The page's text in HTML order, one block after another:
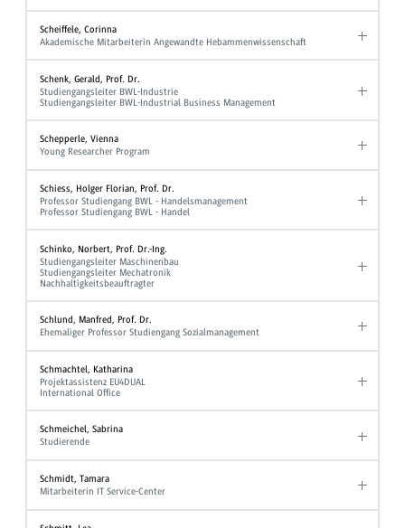
Scheiffele, Corinna
Akademische Mitarbeiterin Angewandte Hebammenwissenschaft
Schenk, Gerald, Prof. Dr.
Studiengangsleiter BWL-Industrie
Studiengangsleiter BWL-Industrial Business Management
Schepperle, Vienna
Young Researcher Program
Schiess, Holger Florian, Prof. Dr.
Professor Studiengang BWL - Handelsmanagement
Professor Studiengang BWL - Handel
Schinko, Norbert, Prof. Dr.-Ing.
Studiengangsleiter Maschinenbau
Studiengangsleiter Mechatronik
Nachhaltigkeitsbeauftragter
Schlund, Manfred, Prof. Dr.
Ehemaliger Professor Studiengang Sozialmanagement
Schmachtel, Katharina
Projektassistenz EU4DUAL
International Office
Schmeichel, Sabrina
Studierende
Schmidt, Tamara
Mitarbeiterin IT Service-Center